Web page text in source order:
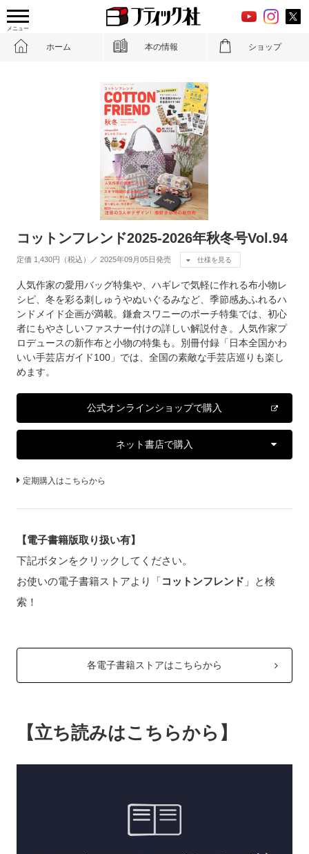
メニュー
ホーム 本の情報 ショップ
コットンフレンド2025-2026年秋冬号Vol.94
定価 1,430円（税込）／ 2025年09月05日発売 仕様を見る
人気作家の愛用バッグ特集や、ハギレで気軽に作れる布小物レ
シピ、冬を彩る刺しゅうやぬいぐるみなど、季節感あふれるハ
ンドメイド企画が満載。鎌倉スワニーのポーチ特集では、初心
者にもやさしいファスナー付けの詳しい解説付き。人気作家プ
ロデュースの新作布と小物の特集も。別冊付録「日本全国かわ
いい手芸店ガイド100」では、全国の素敵な手芸店巡りも楽し
めます。
公式オンラインショップで購入
ネット書店で購入
定期購入はこちらから
【電子書籍版取り扱い有】
下記ボタンをクリックしてください。
お使いの電子書籍ストアより「コットンフレンド 」と検
索！
各電子書籍ストアはこちらから
【立ち読みはこちらから】